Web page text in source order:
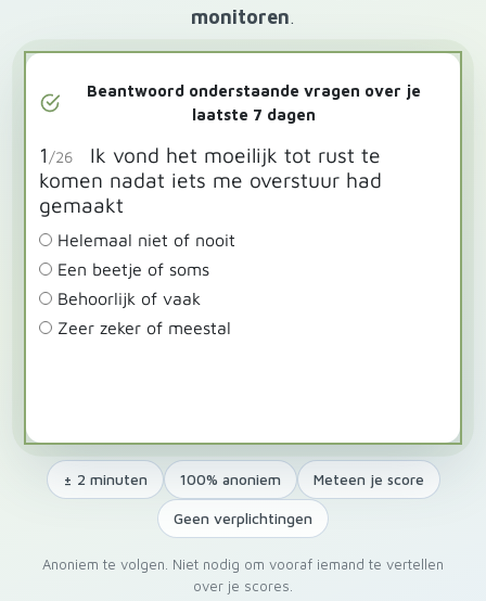
monitoren.
Beantwoord onderstaande vragen over je
laatste 7 dagen
± 2 minuten 100% anoniem Meteen je score
Geen verplichtingen
Anoniem te volgen. Niet nodig om vooraf iemand te vertellen
over je scores.